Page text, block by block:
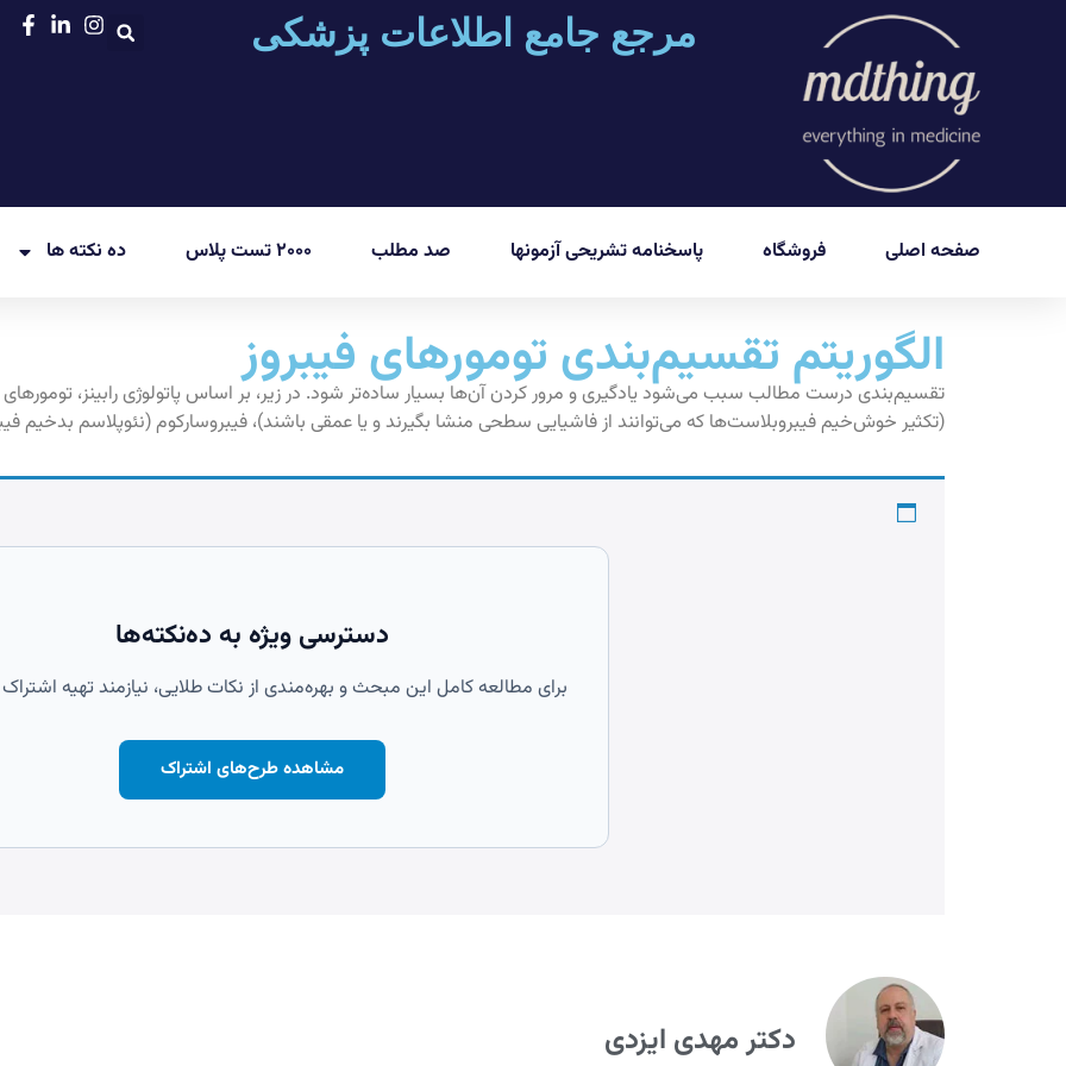
مرجع جامع اطلاعات پزشکی
صفحه اصلی فروشگاه پاسخنامه تشریحی آزمونها صد مطلب ۲۰۰۰ تست پلاس ده نکته ها
الگوریتم تقسیم‌بندی تومورهای فیبروز
تقسیم‌بندی درست مطالب سبب می‌شود یادگیری و مرور کردن آن‌ها بسیار ساده‌تر شود. در زیر، بر اساس پاتولوژی رابینز،
(تکثیر خوش‌خیم فیبروبلاست‌ها که می‌توانند از فاشیایی سطحی منشا بگیرند و یا عمقی باشند)، فیبروسارکوم (نئوپلاسم بدخیم
دسترسی ویژه به ده‌نکته‌ها
برای مطالعه کامل این مبحث و بهره‌مندی از نکات طلایی، نیازمند تهیه
مشاهده طرح‌های اشتراک
دکتر مهدی ایزدی